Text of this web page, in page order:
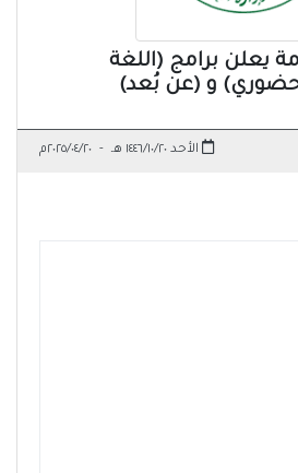
يعلن برامج (اللغة
(حضوري) و (عن بُعد)
الأحد ١٤٤٦/١٠/٢٠ هـ - ٢٠٢٥/٠٤/٢٠م